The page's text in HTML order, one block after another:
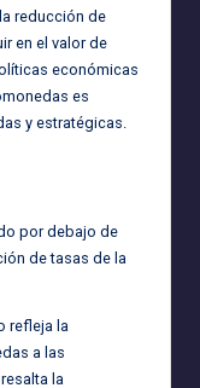
reducción de
en el valor de
económicas
es
y estratégicas.
por debajo de
de tasas de la
refleja la
a las
la